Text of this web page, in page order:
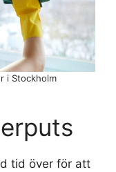
i Stockholm
tid över för att